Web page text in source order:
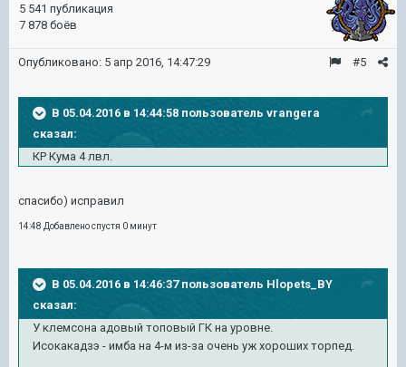
5 541 публикация
7 878 боёв
#5
Опубликовано: 5 апр 2016, 14:47:29
В 05.04.2016 в 14:44:58 пользователь vrangera
сказал:
КР Кума 4 лвл.
спасибо) исправил
14:48 Добавлено спустя 0 минут
В 05.04.2016 в 14:46:37 пользователь Hlopets_BY
сказал:
У клемсона адовый топовый ГК на уровне.
Исокакадзэ - имба на 4-м из-за очень уж хороших торпед.